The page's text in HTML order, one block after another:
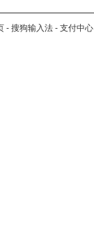
- 搜狗输入法 - 支付中心